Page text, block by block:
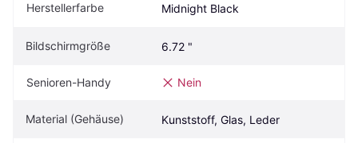
Herstellerfarbe Midnight Black
Bildschirmgröße 6.72 "
Senioren-Handy Nein
Material (Gehäuse) Kunststoff, Glas, Leder